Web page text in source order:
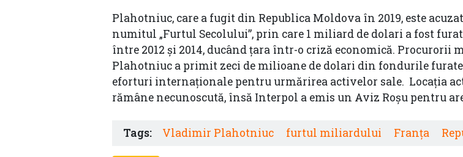
Plahotniuc, care a fugit din Republica Moldova în 2019, este
numitul „Furtul Secolului”, prin care 1 miliard de dolari a fost
între 2012 și 2014, ducând țara într-o criză economică. Procurorii
Plahotniuc a primit zeci de milioane de dolari din fondurile
eforturi internaționale pentru urmărirea activelor sale. Locația
rămâne necunoscută, însă Interpol a emis un Aviz Roșu pentru
Tags: Vladimir Plahotniuc furtul miliardului Franța